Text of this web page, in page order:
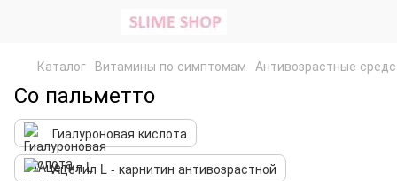
Каталог Витамины по симптомам Антивозрастные
Со пальметто
Гиалуроновая кислота
Ацетил L - карнитин антивозрастной